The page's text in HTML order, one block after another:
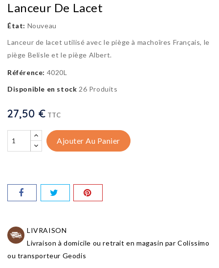
Lanceur De Lacet
État: Nouveau
Lanceur de lacet utilisé avec le piège à machoîres Français, le
piège Belisle et le piège Albert.
Référence: 4020L
Disponible en stock 26 Produits
27,50 € TTC
Ajouter Au Panier
LIVRAISON
Livraison à domicile ou retrait en magasin par Colissimo
ou transporteur Geodis